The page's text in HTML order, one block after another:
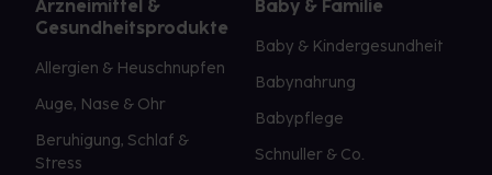
Arzneimittel &
Gesundheitsprodukte
Allergien & Heuschnupfen
Auge, Nase & Ohr
Beruhigung, Schlaf &
Stress
Baby & Familie
Baby & Kindergesundheit
Babynahrung
Babypflege
Schnuller & Co.